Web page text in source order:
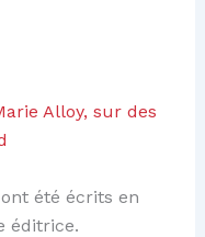
Alloy, sur des
été écrits en
éditrice.